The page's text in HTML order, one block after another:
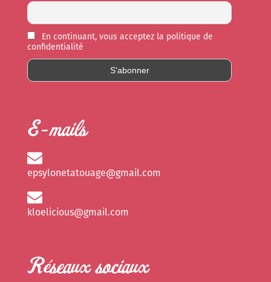
En continuant, vous acceptez la politique de
confidentialité
E-mails
epsylonetatouage@gmail.com
kloelicious@gmail.com
Réseaux sociaux